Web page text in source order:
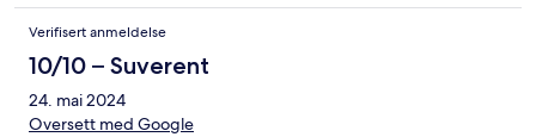
Verifisert anmeldelse
10/10 – Suverent
24. mai 2024
Oversett med Google